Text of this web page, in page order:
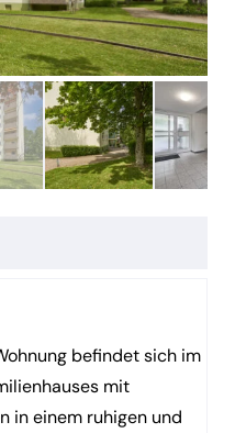
befindet sich im
mit
in einem ruhigen und